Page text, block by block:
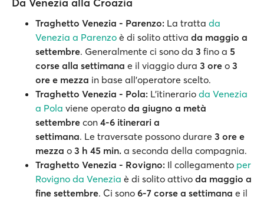
Traghetto Venezia - Parenzo: La tratta da
Venezia a Parenzo è di solito attiva da maggio a
settembre. Generalmente ci sono da 3 fino a 5
corse alla settimana e il viaggio dura 3 ore o 3
ore e mezza in base all’operatore scelto.
Traghetto Venezia - Pola: L’itinerario da Venezia
a Pola viene operato da giugno a metà
settembre con 4-6 itinerari a
settimana. Le traversate possono durare 3 ore e
mezza o 3 h 45 min. a seconda della compagnia.
Traghetto Venezia - Rovigno: Il collegamento per
Rovigno da Venezia è di solito attivo da maggio a
fine settembre. Ci sono 6-7 corse a settimana e il